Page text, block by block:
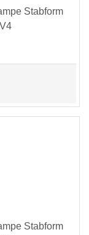
Stabform
Stabform